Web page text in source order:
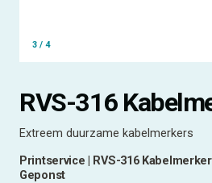
3 / 4
RVS-316
Extreem duurzame kabelmerkers
Printservice | RVS-316
Geponst